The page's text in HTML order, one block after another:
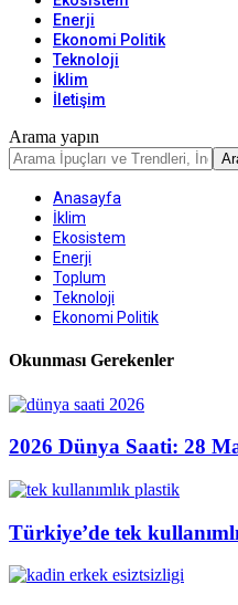
Enerji
Ekonomi Politik
Teknoloji
İklim
İletişim
Arama yapın
Anasayfa
İklim
Ekosistem
Enerji
Toplum
Teknoloji
Ekonomi Politik
Okunması Gerekenler
2026 Dünya Saati: 28
Türkiye’de tek